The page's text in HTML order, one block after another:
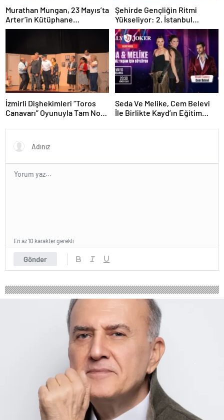
Murathan Mungan, 23 Mayıs’ta
Arter’in Kütüphane
Söyleşileri’ne Konuk Oluyor!
Şehirde Gençliğin Ritmi
Yükseliyor: 2. İstanbul
Gençlik Müzik Festivali, 16–19
Mayıs’ta Kentin Dört Bir
Yanında!
İzmirli Dişhekimleri “Toros
Canavarı” Oyunuyla Tam Not
Seda Ve Melike, Cem Belevi
İle Birlikte Kayd’ın Eğitim
Gönder
En az 10 karakter gerekli